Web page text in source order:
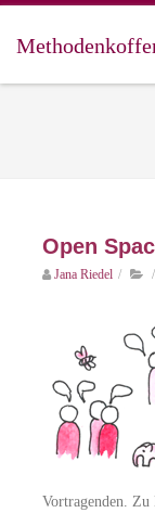
Open
Jana Riedel / /
Vortragenden. Zu